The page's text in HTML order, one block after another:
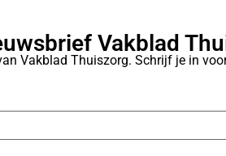
Vakblad
Vakblad Thuiszorg. Schrijf je in